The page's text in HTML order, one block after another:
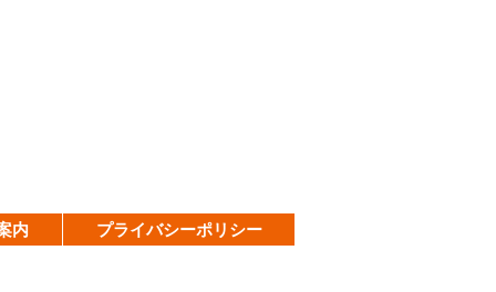
内 プライバシーポリシー